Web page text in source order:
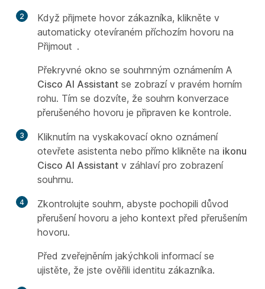
2
Když přijmete hovor zákazníka, klikněte v
automaticky otevíraném příchozím hovoru na
Přijmout .
Překryvné okno se souhrnným oznámením A
Cisco AI Assistant se zobrazí v pravém horním
rohu. Tím se dozvíte, že souhrn konverzace
přerušeného hovoru je připraven ke kontrole.
3
Kliknutím na vyskakovací okno oznámení
otevřete asistenta nebo přímo klikněte na ikonu
Cisco AI Assistant v záhlaví pro zobrazení
souhrnu.
4
Zkontrolujte souhrn, abyste pochopili důvod
přerušení hovoru a jeho kontext před přerušením
hovoru.
Před zveřejněním jakýchkoli informací se
ujistěte, že jste ověřili identitu zákazníka.